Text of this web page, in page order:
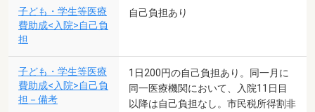
子ども・学生等医療
費助成<入院>自己負
担
自己負担あり
子ども・学生等医療
費助成<入院>自己負
担－備考
1日200円の自己負担あり。同一月に
同一医療機関において、入院11日目
以降は自己負担なし。市民税所得割非